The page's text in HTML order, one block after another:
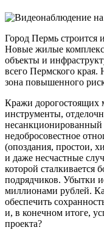
Город Пермь строится
Новые жилые
объекты и
всего Пермского
зона повышенного
Кражи дорогостоящих
инструменты,
несанкционированный
недобросовестное
(опоздания, простои,
и даже несчастные
которой сталкивается
подрядчиков. Убытки
миллионами рублей.
обеспечить
и, в конечном итоге,
проекта?